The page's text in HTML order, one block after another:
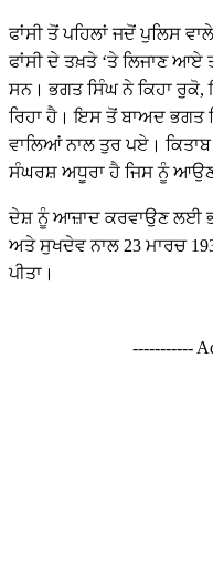
ਫਾਂਸੀ ਤੋਂ ਪਹਿਲਾਂ ਜਦੋਂ ਪੁਲਿਸ
ਫਾਂਸੀ ਦੇ ਤਖ਼ਤੇ ‘ਤੇ ਲਿਜਾਣ ਆਏ
ਸਨ। ਭਗਤ ਸਿੰਘ ਨੇ ਕਿਹਾ
ਰਿਹਾ ਹੈ। ਇਸ ਤੋਂ ਬਾਅਦ ਭਗਤ
ਵਾਲਿਆਂ ਨਾਲ ਤੁਰ ਪਏ।
ਸੰਘਰਸ਼ ਅਧੂਰਾ ਹੈ ਜਿਸ ਨੂੰ ਆਉਣ
ਦੇਸ਼ ਨੂੰ ਆਜ਼ਾਦ ਕਰਵਾਉਣ ਲਈ
ਅਤੇ ਸੁਖਦੇਵ ਨਾਲ 23 ਮਾਰਚ
ਪੀਤਾ।
-----------